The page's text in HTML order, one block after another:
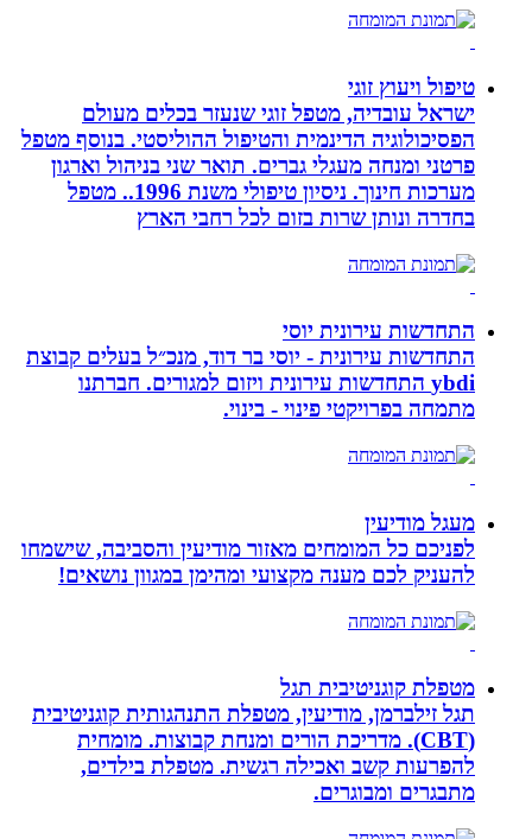
טיפול ויעוץ זוגי
ישראל עובדיה, מטפל זוגי שנעזר בכלים מעולם
הפסיכולוגיה הדינמית והטיפול ההוליסטי. בנוסף מטפל
פרטני ומנחה מעגלי גברים. תואר שני בניהול וארגון
מערכות חינוך. ניסיון טיפולי משנת 1996.. מטפל
בחדרה ונותן שרות בזום לכל רחבי הארץ
התחדשות עירונית יוסי
התחדשות עירונית - יוסי בר דוד, מנכ״ל בעלים קבוצת
ybdi התחדשות עירונית ויזום למגורים. חברתנו
מתמחה בפרויקטי פינוי - בינוי.
מעגל מודיעין
לפניכם כל המומחים מאזור מודיעין והסביבה, שישמחו
להעניק לכם מענה מקצועי ומהימן במגוון נושאים!
מטפלת קוגניטיבית תגל
תגל זילברמן, מודיעין, מטפלת התנהגותית קוגניטיבית
(CBT). מדריכת הורים ומנחת קבוצות. מומחית
להפרעות קשב ואכילה רגשית. מטפלת בילדים,
מתבגרים ומבוגרים.